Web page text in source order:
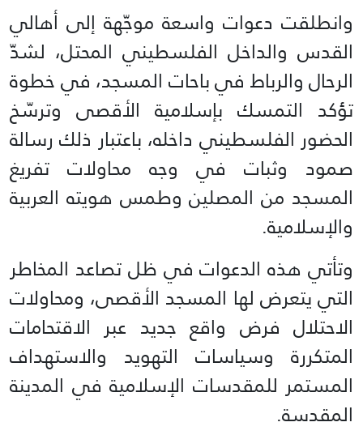
وانطلقت دعوات واسعة موجّهة إلى أهالي
القدس والداخل الفلسطيني المحتل، لشدّ
الرحال والرباط في باحات المسجد، في خطوة
تؤكد التمسك بإسلامية الأقصى وترسّخ
الحضور الفلسطيني داخله، باعتبار ذلك رسالة
صمود وثبات في وجه محاولات تفريغ
المسجد من المصلين وطمس هويته العربية
والإسلامية.
وتأتي هذه الدعوات في ظل تصاعد المخاطر
التي يتعرض لها المسجد الأقصى، ومحاولات
الاحتلال فرض واقع جديد عبر الاقتحامات
المتكررة وسياسات التهويد والاستهداف
المستمر للمقدسات الإسلامية في المدينة
المقدسة.